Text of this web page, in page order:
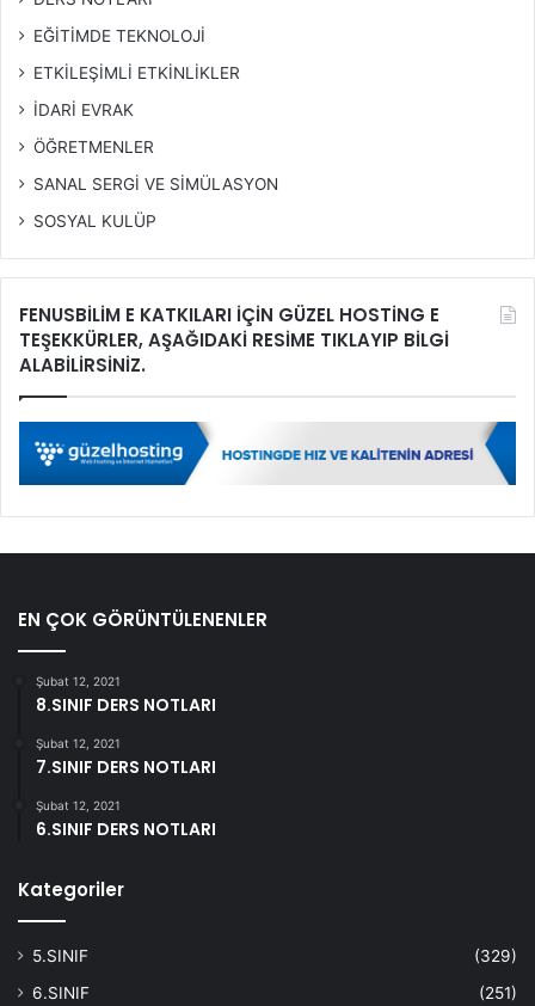
EĞİTİMDE TEKNOLOJİ
ETKİLEŞİMLİ ETKİNLİKLER
İDARİ EVRAK
ÖĞRETMENLER
SANAL SERGİ VE SİMÜLASYON
SOSYAL KULÜP
FENUSBİLİM E KATKILARI İÇİN GÜZEL HOSTİNG E
TEŞEKKÜRLER, AŞAĞIDAKİ RESİME TIKLAYIP BİLGİ
ALABİLİRSİNİZ.
EN ÇOK GÖRÜNTÜLENENLER
Şubat 12, 2021
8.SINIF DERS NOTLARI
Şubat 12, 2021
7.SINIF DERS NOTLARI
Şubat 12, 2021
6.SINIF DERS NOTLARI
Kategoriler
5.SINIF
(329)
6.SINIF
(251)